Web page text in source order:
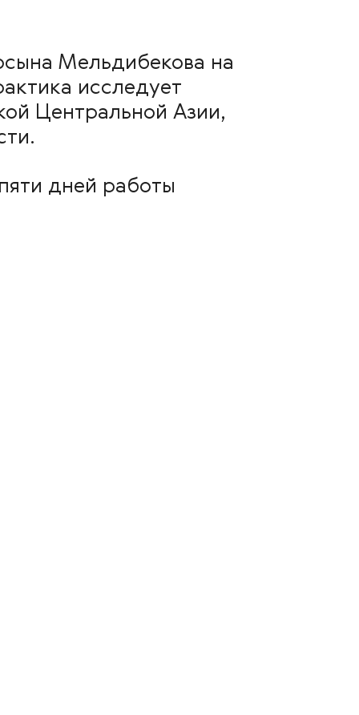
Мельдибекова на
исследует
Центральной Азии,
дней работы